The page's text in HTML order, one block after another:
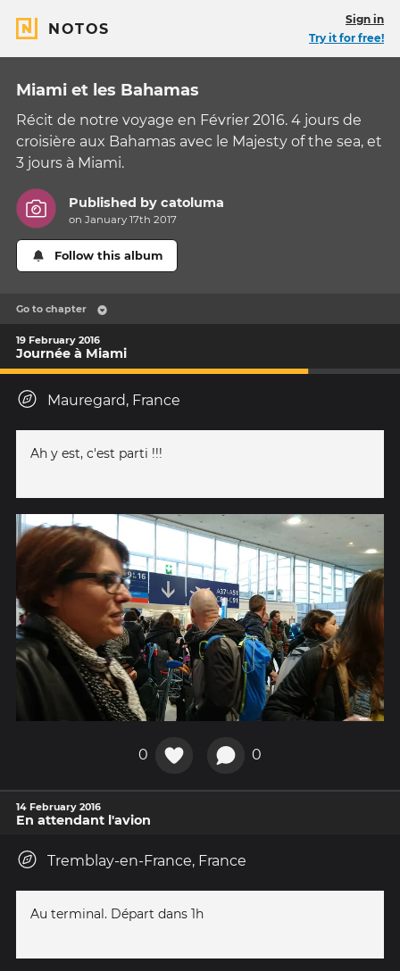
NOTOS
Sign in
Try it for free!
Miami et les Bahamas
Récit de notre voyage en Février 2016. 4 jours de
croisière aux Bahamas avec le Majesty of the sea, et
3 jours à Miami.
Published bycatoluma
on January 17th 2017
Follow this album
Go to chapter
19 February 2016
Journée à Miami
Mauregard, France
Ah y est, c'est parti !!!
0 0
14 February 2016
En attendant l'avion
Tremblay-en-France, France
Au terminal. Départ dans 1h